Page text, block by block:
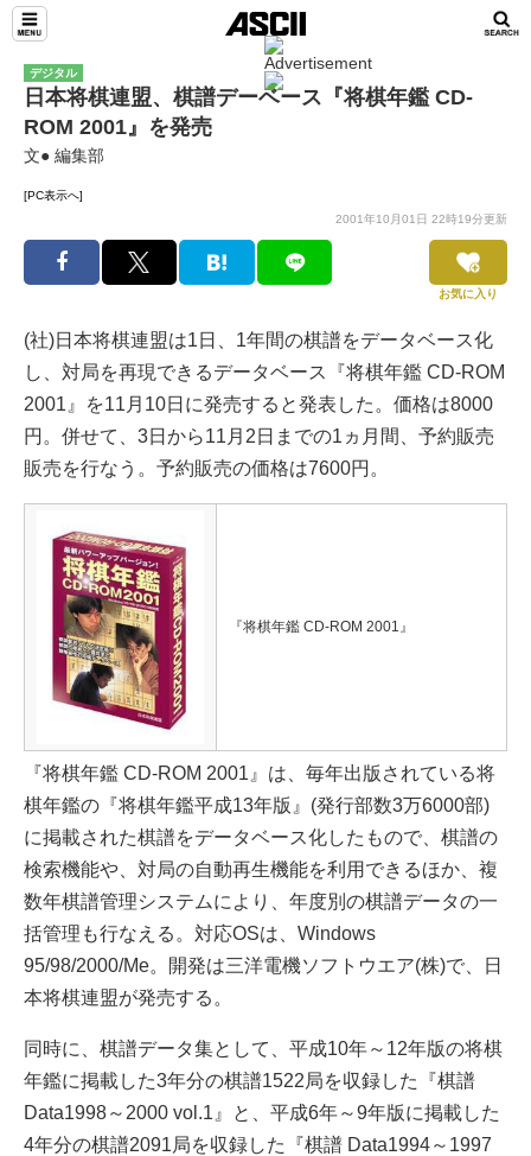
デジタル
日本将棋連盟、棋譜デーベース『将棋年鑑 CD-
ROM 2001』を発売
文● 編集部
[PC表示へ]
2001年10月01日 22時19分更新
お気に入り
(社)日本将棋連盟は1日、1年間の棋譜をデータベース化
し、対局を再現できるデータベース『将棋年鑑 CD-ROM
2001』を11月10日に発売すると発表した。価格は8000
円。併せて、3日から11月2日までの1ヵ月間、予約販売
販売を行なう。予約販売の価格は7600円。
『将棋年鑑 CD-ROM 2001』
『将棋年鑑 CD-ROM 2001』は、毎年出版されている将
棋年鑑の『将棋年鑑平成13年版』(発行部数3万6000部)
に掲載された棋譜をデータベース化したもので、棋譜の
検索機能や、対局の自動再生機能を利用できるほか、複
数年棋譜管理システムにより、年度別の棋譜データの一
括管理も行なえる。対応OSは、Windows
95/98/2000/Me。開発は三洋電機ソフトウエア(株)で、日
本将棋連盟が発売する。
同時に、棋譜データ集として、平成10年～12年版の将棋
年鑑に掲載した3年分の棋譜1522局を収録した『棋譜
Data1998～2000 vol.1』と、平成6年～9年版に掲載した
4年分の棋譜2091局を収録した『棋譜 Data1994～1997